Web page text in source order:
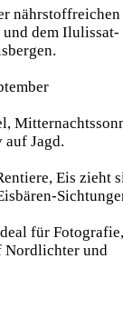
nährstoffreichen
dem Ilulissat-
auf Jagd.
Eis zieht
für Fotografie,
Nordlichter und